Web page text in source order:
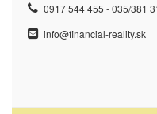
0917 544 455 - 035/381
info@financial-reality.sk